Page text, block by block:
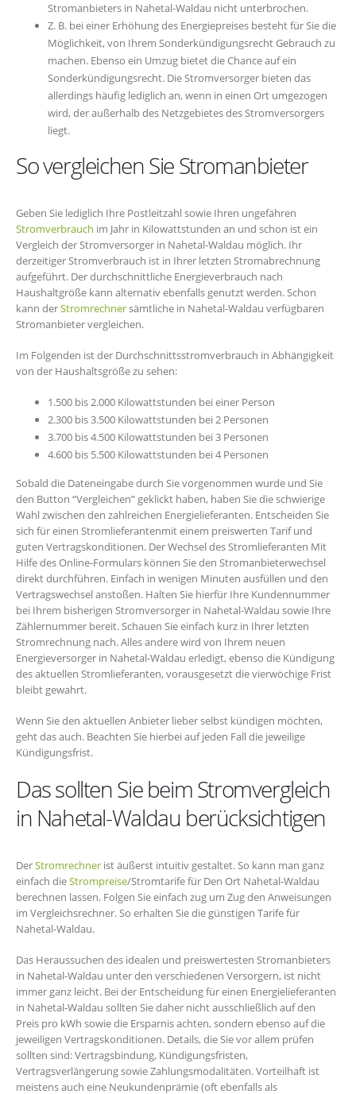
Stromanbieters in Nahetal-Waldau nicht unterbrochen.
Z. B. bei einer Erhöhung des Energiepreises besteht für Sie die
Möglichkeit, von Ihrem Sonderkündigungsrecht Gebrauch zu
machen. Ebenso ein Umzug bietet die Chance auf ein
Sonderkündigungsrecht. Die Stromversorger bieten das
allerdings häufig lediglich an, wenn in einen Ort umgezogen
wird, der außerhalb des Netzgebietes des Stromversorgers
liegt.
So vergleichen Sie Stromanbieter
Geben Sie lediglich Ihre Postleitzahl sowie Ihren ungefähren
Stromverbrauch im Jahr in Kilowattstunden an und schon ist ein
Vergleich der Stromversorger in Nahetal-Waldau möglich. Ihr
derzeitiger Stromverbrauch ist in Ihrer letzten Stromabrechnung
aufgeführt. Der durchschnittliche Energieverbrauch nach
Haushaltgröße kann alternativ ebenfalls genutzt werden. Schon
kann derStromrechnersämtliche in Nahetal-Waldau verfügbaren
Stromanbieter vergleichen.
Im Folgenden ist der Durchschnittsstromverbrauch in Abhängigkeit
von der Haushaltsgröße zu sehen:
1.500 bis 2.000 Kilowattstunden bei einer Person
2.300 bis 3.500 Kilowattstunden bei 2 Personen
3.700 bis 4.500 Kilowattstunden bei 3 Personen
4.600 bis 5.500 Kilowattstunden bei 4 Personen
Sobald die Dateneingabe durch Sie vorgenommen wurde und Sie
den Button “Vergleichen” geklickt haben, haben Sie die schwierige
Wahl zwischen den zahlreichen Energielieferanten. Entscheiden Sie
sich für einen Stromlieferantenmit einem preiswerten Tarif und
guten Vertragskonditionen. Der Wechsel des Stromlieferanten Mit
Hilfe des Online-Formulars können Sie den Stromanbieterwechsel
direkt durchführen. Einfach in wenigen Minuten ausfüllen und den
Vertragswechsel anstoßen. Halten Sie hierfür Ihre Kundennummer
bei Ihrem bisherigen Stromversorger in Nahetal-Waldau sowie Ihre
Zählernummer bereit. Schauen Sie einfach kurz in Ihrer letzten
Stromrechnung nach. Alles andere wird von Ihrem neuen
Energieversorger in Nahetal-Waldau erledigt, ebenso die Kündigung
des aktuellen Stromlieferanten, vorausgesetzt die vierwöchige Frist
bleibt gewahrt.
Wenn Sie den aktuellen Anbieter lieber selbst kündigen möchten,
geht das auch. Beachten Sie hierbei auf jeden Fall die jeweilige
Kündigungsfrist.
Das sollten Sie beim Stromvergleich
in Nahetal-Waldau berücksichtigen
DerStromrechner ist äußerst intuitiv gestaltet. So kann man ganz
einfach dieStrompreise/Stromtarife für Den Ort Nahetal-Waldau
berechnen lassen. Folgen Sie einfach zug um Zug den Anweisungen
im Vergleichsrechner. So erhalten Sie die günstigen Tarife für
Nahetal-Waldau.
Das Heraussuchen des idealen und preiswertesten Stromanbieters
in Nahetal-Waldau unter den verschiedenen Versorgern, ist nicht
immer ganz leicht. Bei der Entscheidung für einen Energielieferanten
in Nahetal-Waldau sollten Sie daher nicht ausschließlich auf den
Preis pro kWh sowie die Ersparnis achten, sondern ebenso auf die
jeweiligen Vertragskonditionen. Details, die Sie vor allem prüfen
sollten sind: Vertragsbindung, Kündigungsfristen,
Vertragsverlängerung sowie Zahlungsmodalitäten. Vorteilhaft ist
meistens auch eine Neukundenprämie (oft ebenfalls als